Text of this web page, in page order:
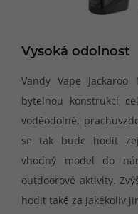
Vysoká odolnost
Vandy Vape
bytelnou konstrukcí
voděodolné,
se tak bude hodit
vhodný model do
outdoorové aktivity.
hodit také za jakékoliv